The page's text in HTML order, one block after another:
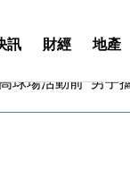
訊 財經 地產
萬元 斥21億翻
51 企業擴張放慢
億美元 支援